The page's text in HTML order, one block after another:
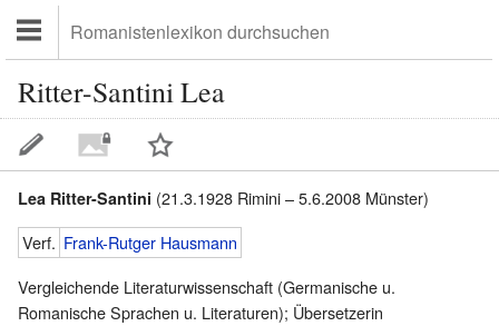
Ritter-Santini Lea
Lea Ritter-Santini (21.3.1928 Rimini – 5.6.2008 Münster)
Verf. Frank-Rutger Hausmann
Vergleichende Literaturwissenschaft (Germanische u.
Romanische Sprachen u. Literaturen); Übersetzerin